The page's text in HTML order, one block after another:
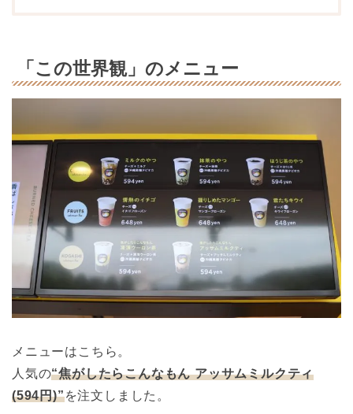
「この世界観」のメニュー
メニューはこちら。
人気の“焦がしたらこんなもん アッサムミルクティ
(594円)”を注文しました。